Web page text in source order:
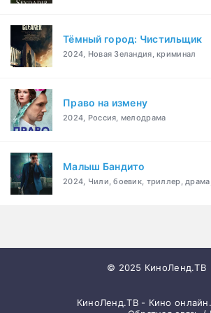
Тёмный город: Чистильщик
2024, Новая Зеландия, криминал
Право на измену
2024, Россия, мелодрама
Малыш Бандито
2024, Чили, боевик, триллер,
© 2025 КиноЛенд.ТВ
КиноЛенд.ТВ - Кино онлайн.